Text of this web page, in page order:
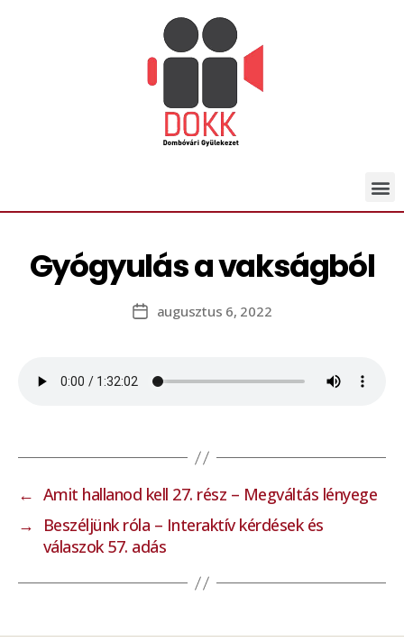
Gyógyulás a vakságból
augusztus 6, 2022
← Amit hallanod kell 27. rész – Megváltás lényege
→
Beszéljünk róla – Interaktív kérdések és
válaszok 57. adás